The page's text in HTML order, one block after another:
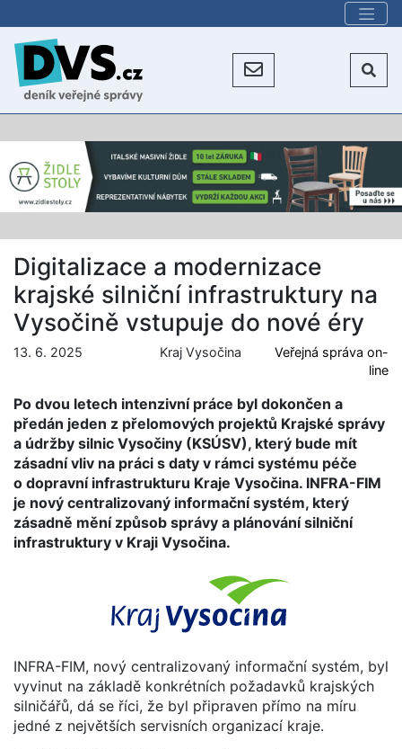
Digitalizace a modernizace
krajské silniční infrastruktury na
Vysočině vstupuje do nové éry
13. 6. 2025 Kraj Vysočina
Veřejná správa on-
line
Po dvou letech intenzivní práce byl dokončen a
předán jeden z přelomových projektů Krajské správy
a údržby silnic Vysočiny (KSÚSV), který bude mít
zásadní vliv na práci s daty v rámci systému péče
o dopravní infrastrukturu Kraje Vysočina. INFRA-FIM
je nový centralizovaný informační systém, který
zásadně mění způsob správy a plánování silniční
infrastruktury v Kraji Vysočina.
INFRA-FIM, nový centralizovaný informační systém, byl
vyvinut na základě konkrétních požadavků krajských
silničářů, dá se říci, že byl připraven přímo na míru
jedné z největších servisních organizací kraje.